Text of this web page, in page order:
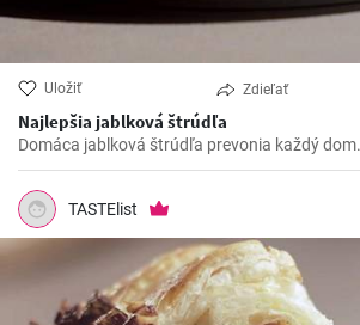
Uložiť Zdieľať
Najlepšia jablková štrúdľa
Domáca jablková štrúdľa prevonia každý dom.
TASTElist